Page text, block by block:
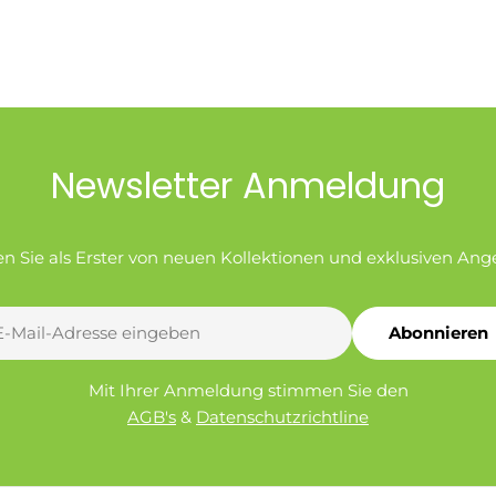
Newsletter Anmeldung
Sie als Erster von neuen Kollektionen und exklusiven
Abonnieren
Mit Ihrer Anmeldung stimmen Sie den
AGB's & Datenschutzrichtline